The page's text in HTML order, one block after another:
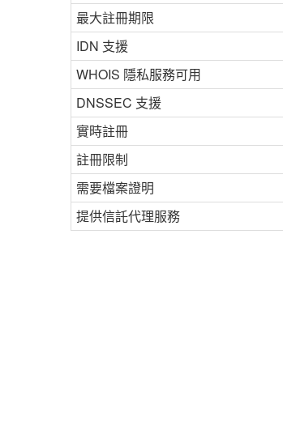
最大註冊期限
IDN 支援
WHOIS 隱私服務可用
DNSSEC 支援
實時註冊
註冊限制
需要檔案證明
提供信託代理服務